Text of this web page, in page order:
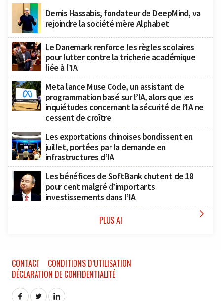
Demis Hassabis, fondateur de DeepMind, va
rejoindre la société mère Alphabet
Le Danemark renforce les règles scolaires
pour lutter contre la tricherie académique
liée à l’IA
Meta lance Muse Code, un assistant de
programmation basé sur l’IA, alors que les
inquiétudes concernant la sécurité de l’IA ne
cessent de croître
Les exportations chinoises bondissent en
juillet, portées par la demande en
infrastructures d’IA
Les bénéfices de SoftBank chutent de 18
pour cent malgré d’importants
investissements dans l’IA
PLUS AI 
CONTACT
CONDITIONS D’UTILISATION
DÉCLARATION DE CONFIDENTIALITÉ